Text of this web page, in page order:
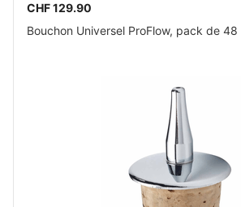
CHF 129.90
Bouchon Universel ProFlow, pack de 48